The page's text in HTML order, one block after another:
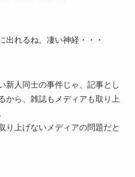
出れるね。凄い神経・・・
新人同士の事件じゃ、記事とし
から、雑誌もメディアも取り上
り上げないメディアの問題だと